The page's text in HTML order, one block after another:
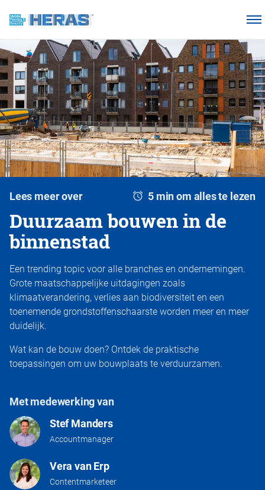
Waarom Heras Mobile?
Producten
Kennisbank
Over ons
Webshop
Lees meer over 5 min om alles te lezen
Duurzaam bouwen in de
binnenstad
Een trending topic voor alle branches en ondernemingen.
Grote maatschappelijke uitdagingen zoals
klimaatverandering, verlies aan biodiversiteit en een
toenemende grondstoffenschaarste worden meer en meer
duidelijk.
Wat kan de bouw doen? Ontdek de praktische
toepassingen om uw bouwplaats te verduurzamen.
Met medewerking van
Stef Manders
Accountmanager
Vera van Erp
Contentmarketeer